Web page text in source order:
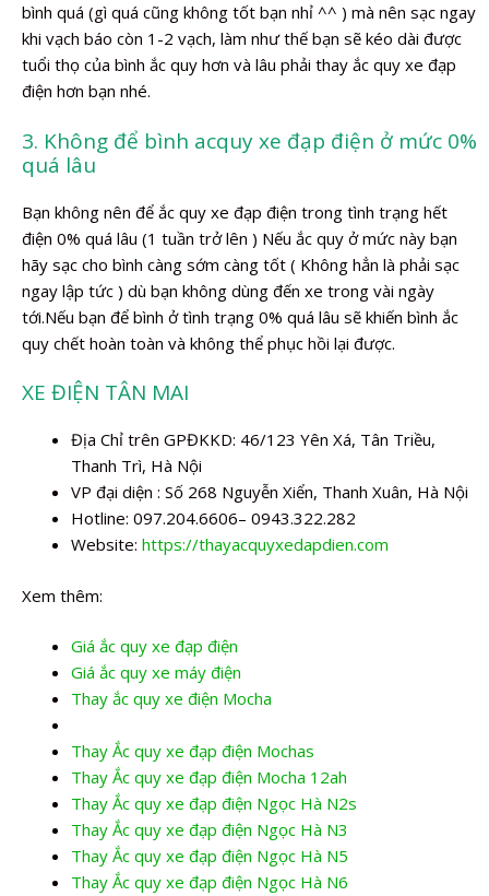
bình quá (gì quá cũng không tốt bạn nhỉ ^^ ) mà nên sạc ngay
khi vạch báo còn 1-2 vạch, làm như thế bạn sẽ kéo dài được
tuổi thọ của bình ắc quy hơn và lâu phải thay ắc quy xe đạp
điện hơn bạn nhé.
3. Không để bình acquy xe đạp điện ở mức 0%
quá lâu
Bạn không nên để ắc quy xe đạp điện trong tình trạng hết
điện 0% quá lâu (1 tuần trở lên ) Nếu ắc quy ở mức này bạn
hãy sạc cho bình càng sớm càng tốt ( Không hẳn là phải sạc
ngay lập tức ) dù bạn không dùng đến xe trong vài ngày
tới.Nếu bạn để bình ở tình trạng 0% quá lâu sẽ khiến bình ắc
quy chết hoàn toàn và không thể phục hồi lại được.
XE ĐIỆN TÂN MAI
Địa Chỉ trên GPĐKKD: 46/123 Yên Xá, Tân Triều,
Thanh Trì, Hà Nội
VP đại diện : Số 268 Nguyễn Xiển, Thanh Xuân, Hà Nội
Hotline: 097.204.6606– 0943.322.282
Website: https://thayacquyxedapdien.com
Xem thêm:
Giá ắc quy xe đạp điện
Giá ắc quy xe máy điện
Thay ắc quy xe điện Mocha
Thay Ắc quy xe đạp điện Mochas
Thay Ắc quy xe đạp điện Mocha 12ah
Thay Ắc quy xe đạp điện Ngọc Hà N2s
Thay Ắc quy xe đạp điện Ngọc Hà N3
Thay Ắc quy xe đạp điện Ngọc Hà N5
Thay Ắc quy xe đạp điện Ngọc Hà N6